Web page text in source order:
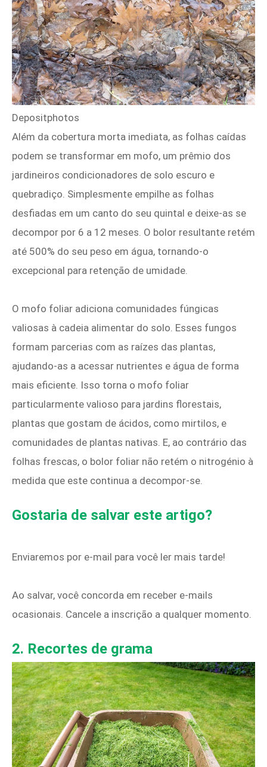
Depositphotos
Além da cobertura morta imediata, as folhas caídas
podem se transformar em mofo, um prêmio dos
jardineiros condicionadores de solo escuro e
quebradiço. Simplesmente empilhe as folhas
desfiadas em um canto do seu quintal e deixe-as se
decompor por 6 a 12 meses. O bolor resultante retém
até 500% do seu peso em água, tornando-o
excepcional para retenção de umidade.
O mofo foliar adiciona comunidades fúngicas
valiosas à cadeia alimentar do solo. Esses fungos
formam parcerias com as raízes das plantas,
ajudando-as a acessar nutrientes e água de forma
mais eficiente. Isso torna o mofo foliar
particularmente valioso para jardins florestais,
plantas que gostam de ácidos, como mirtilos, e
comunidades de plantas nativas. E, ao contrário das
folhas frescas, o bolor foliar não retém o nitrogénio à
medida que este continua a decompor-se.
Gostaria de salvar este artigo?
Enviaremos por e-mail para você ler mais tarde!
Ao salvar, você concorda em receber e-mails
ocasionais. Cancele a inscrição a qualquer momento.
2. Recortes de grama